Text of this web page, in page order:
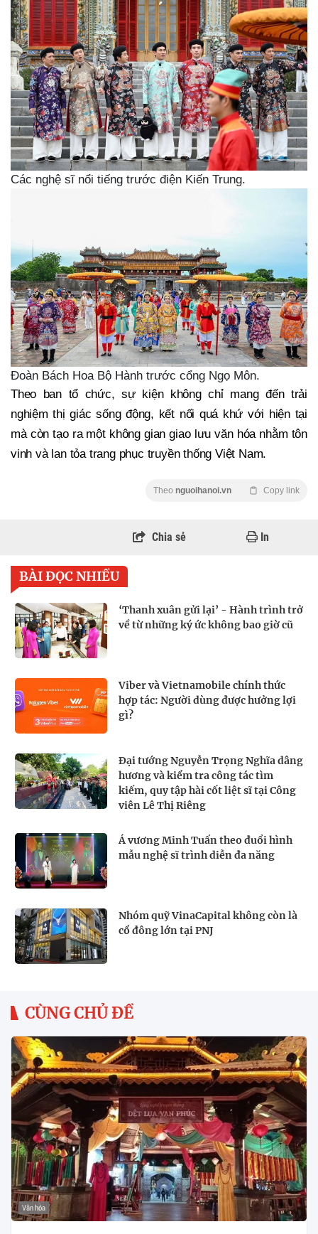
Các nghệ sĩ nổi tiếng trước điện Kiến Trung.
Đoàn Bách Hoa Bộ Hành trước cổng Ngọ Môn.
Theo ban tổ chức, sự kiện không chỉ mang đến trải
nghiệm thị giác sống động, kết nối quá khứ với hiện tại
mà còn tạo ra một không gian giao lưu văn hóa nhằm tôn
vinh và lan tỏa trang phục truyền thống Việt Nam.
Theo nguoihanoi.vn Copy link
Chia sẻ In
BÀI ĐỌC NHIỀU
‘Thanh xuân gửi lại’ - Hành trình trở
về từ những ký ức không bao giờ cũ
Viber và Vietnamobile chính thức
hợp tác: Người dùng được hưởng lợi
gì?
Đại tướng Nguyễn Trọng Nghĩa dâng
hương và kiểm tra công tác tìm
kiếm, quy tập hài cốt liệt sĩ tại Công
viên Lê Thị Riêng
Á vương Minh Tuấn theo đuổi hình
mẫu nghệ sĩ trình diễn đa năng
Nhóm quỹ VinaCapital không còn là
cổ đông lớn tại PNJ
CÙNG CHỦ ĐỀ
Văn hóa